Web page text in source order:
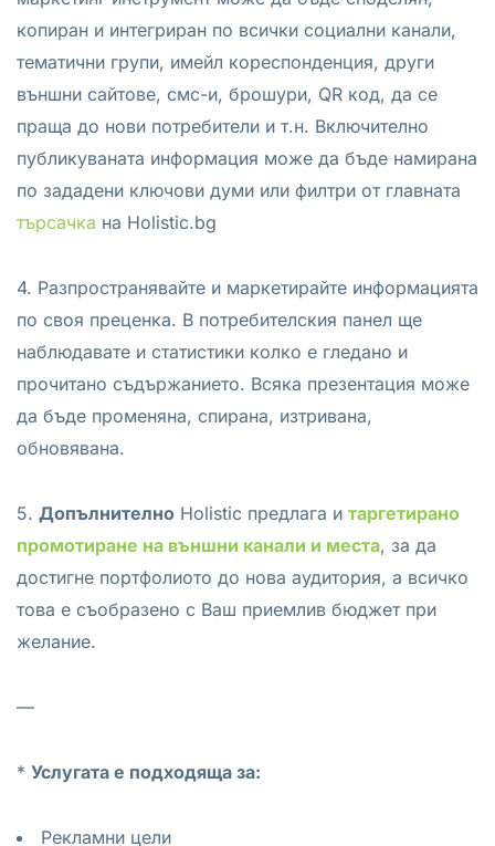
копиран и интегриран по всички социални канали,
тематични групи, имейл кореспонденция, други
външни сайтове, смс-и, брошури, QR код, да се
праща до нови потребители и т.н. Включително
публикуваната информация може да бъде намирана
по зададени ключови думи или филтри от главната
търсачка на Holistic.bg
4. Разпространявайте и маркетирайте информацията
по своя преценка. В потребителския панел ще
наблюдавате и статистики колко е гледано и
прочитано съдържанието. Всяка презентация може
да бъде променяна, спирана, изтривана,
обновявана.
5. Допълнително Holistic предлага и таргетирано
промотиране на външни канали и места, за да
достигне портфолиото до нова аудитория, а всичко
това е съобразено с Ваш приемлив бюджет при
желание.
—
* Услугата е подходяща за:
Рекламни цели